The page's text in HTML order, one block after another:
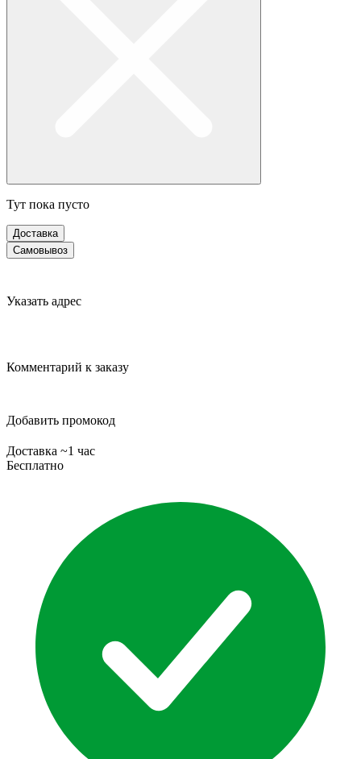
Тут пока пусто
Доставка
Самовывоз
Указать адрес
Комментарий к заказу
Добавить промокод
Доставка ~1 час
Бесплатно